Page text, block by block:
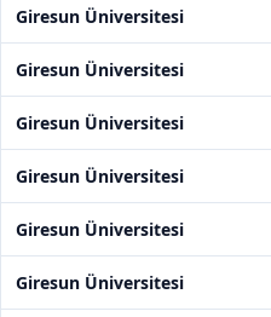
Giresun Üniversitesi
Giresun Üniversitesi
Giresun Üniversitesi
Giresun Üniversitesi
Giresun Üniversitesi
Giresun Üniversitesi